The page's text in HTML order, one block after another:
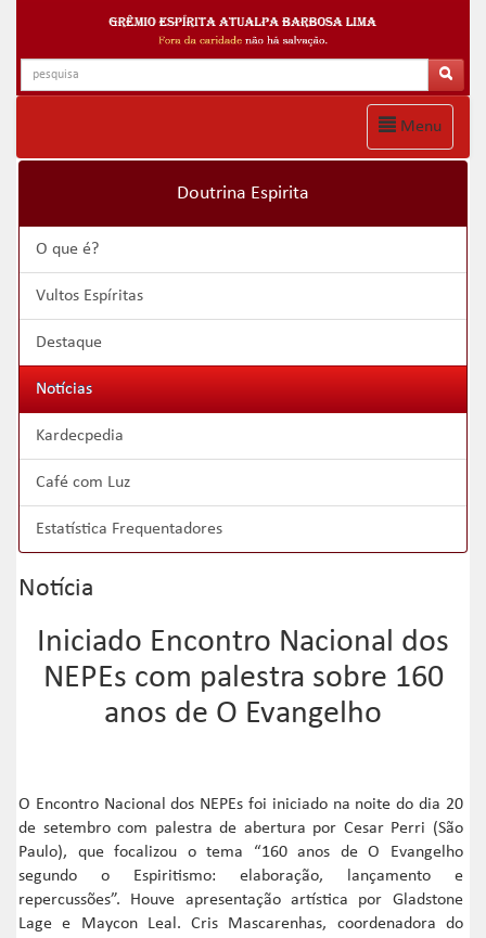
Menu
Doutrina Espirita
O que é?
Vultos Espíritas
Destaque
Notícias
Kardecpedia
Café com Luz
Estatística Frequentadores
Notícia
Iniciado Encontro Nacional dos
NEPEs com palestra sobre 160
anos de O Evangelho
O Encontro Nacional dos NEPEs foi iniciado na noite do dia 20
de setembro com palestra de abertura por Cesar Perri (São
Paulo), que focalizou o tema “160 anos de O Evangelho
segundo o Espiritismo: elaboração, lançamento e
repercussões”. Houve apresentação artística por Gladstone
Lage e Maycon Leal. Cris Mascarenhas, coordenadora do